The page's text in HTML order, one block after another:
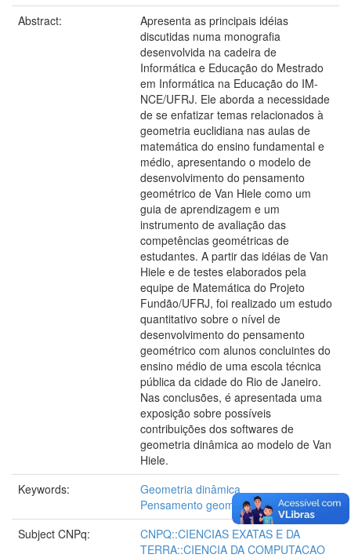
Abstract:
Apresenta as principais idéias
discutidas numa monografia
desenvolvida na cadeira de
Informática e Educação do Mestrado
em Informática na Educação do IM-
NCE/UFRJ. Ele aborda a necessidade
de se enfatizar temas relacionados à
geometria euclidiana nas aulas de
matemática do ensino fundamental e
médio, apresentando o modelo de
desenvolvimento do pensamento
geométrico de Van Hiele como um
guia de aprendizagem e um
instrumento de avaliação das
competências geométricas de
estudantes. A partir das idéias de Van
Hiele e de testes elaborados pela
equipe de Matemática do Projeto
Fundão/UFRJ, foi realizado um estudo
quantitativo sobre o nível de
desenvolvimento do pensamento
geométrico com alunos concluintes do
ensino médio de uma escola técnica
pública da cidade do Rio de Janeiro.
Nas conclusões, é apresentada uma
exposição sobre possíveis
contribuições dos softwares de
geometria dinâmica ao modelo de Van
Hiele.
Keywords:
Geometria dinâmica
Pensamento geométrico
Subject CNPq:
CNPQ::CIENCIAS EXATAS E DA
TERRA::CIENCIA DA COMPUTACAO